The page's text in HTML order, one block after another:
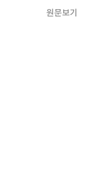
원문보기